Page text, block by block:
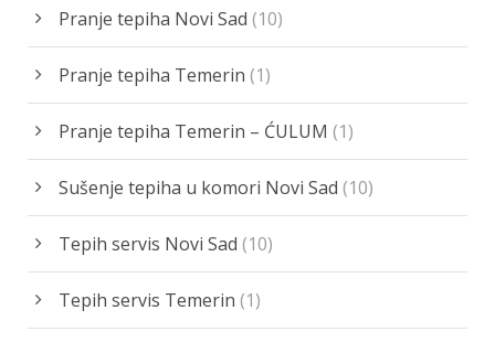
Pranje tepiha Novi Sad (10)
Pranje tepiha Temerin (1)
Pranje tepiha Temerin – ĆULUM (1)
Sušenje tepiha u komori Novi Sad (10)
Tepih servis Novi Sad (10)
Tepih servis Temerin (1)